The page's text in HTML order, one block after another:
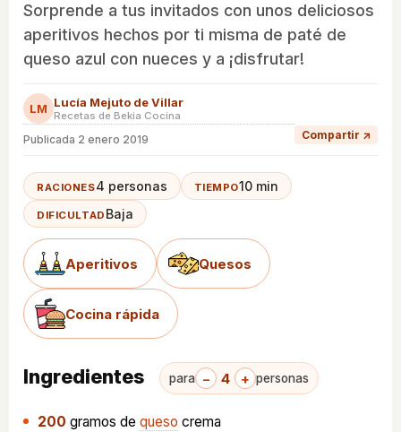
Sorprende a tus invitados con unos deliciosos
aperitivos hechos por ti misma de paté de
queso azul con nueces y a ¡disfrutar!
LM Lucía Mejuto de Villar
Recetas de Bekia Cocina
Publicada 2 enero 2019 Compartir ↗
RACIONES4 personas TIEMPO10 min
DIFICULTAD Baja
Aperitivos Quesos
Cocina rápida
Ingredientes para − 4 + personas
200 gramos de queso crema